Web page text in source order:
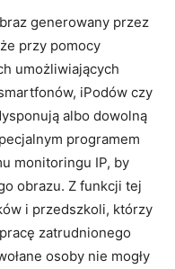
generowany przez
przy pomocy
umożliwiających
iPodów czy
albo dowolną
programem
monitoringu IP, by
obrazu. Z funkcji tej
i przedszkoli, którzy
zatrudnionego
osoby nie mogły